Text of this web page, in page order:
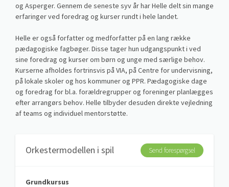
og Asperger. Gennem de seneste syv år har Helle delt sin mange
erfaringer ved foredrag og kurser rundt i hele landet.
Helle er også forfatter og medforfatter på en lang række
pædagogiske fagbøger. Disse tager hun udgangspunkt i ved
sine foredrag og kurser om børn og unge med særlige behov.
Kurserne afholdes fortrinsvis på VIA, på Centre for undervisning,
på lokale skoler og hos kommuner og PPR. Pædagogiske dage
og foredrag for bl.a. forældregrupper og foreninger planlægges
efter arrangørs behov. Helle tilbyder desuden direkte vejledning
af teams og individuel mentorstøtte.
Send forespørgsel
Orkestermodellen i spil
Grundkursus